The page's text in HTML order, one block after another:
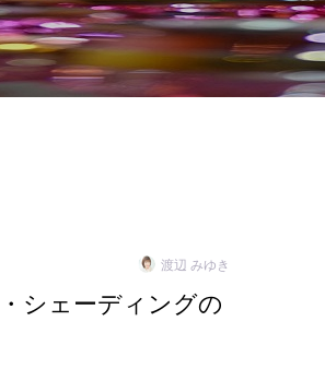
渡辺 みゆき
シェーディングの